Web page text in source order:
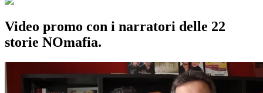
Video promo con i narratori delle 22
storie NOmafia.